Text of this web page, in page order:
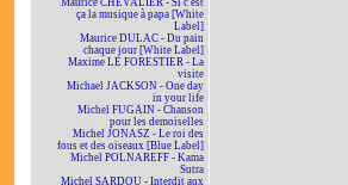
Maurice CHEVALIER - Si c'est
ça la musique à papa [White
Label]
Maurice DULAC - Du pain
chaque jour [White Label]
Maxime LE FORESTIER - La
visite
Michael JACKSON - One day
in your life
Michel FUGAIN - Chanson
pour les demoiselles
Michel JONASZ - Le roi des
fous et des oiseaux [Blue Label]
Michel POLNAREFF - Kama
Sutra
Michel SARDOU - Interdit aux